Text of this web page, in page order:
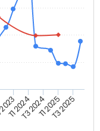
T1 2024T3 2024T1 2025T3 2025